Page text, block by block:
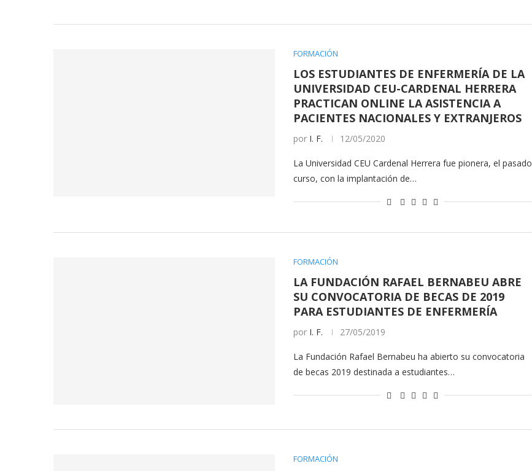
FORMACIÓN
LOS ESTUDIANTES DE ENFERMERÍA DE LA
UNIVERSIDAD CEU-CARDENAL HERRERA
PRACTICAN ONLINE LA ASISTENCIA A
PACIENTES NACIONALES Y EXTRANJEROS
por I. F. 12/05/2020
La Universidad CEU Cardenal Herrera fue pionera, el pasado
curso, con la implantación de…
FORMACIÓN
LA FUNDACIÓN RAFAEL BERNABEU ABRE
SU CONVOCATORIA DE BECAS DE 2019
PARA ESTUDIANTES DE ENFERMERÍA
por I. F. 27/05/2019
La Fundación Rafael Bernabeu ha abierto su convocatoria
de becas 2019 destinada a estudiantes…
FORMACIÓN